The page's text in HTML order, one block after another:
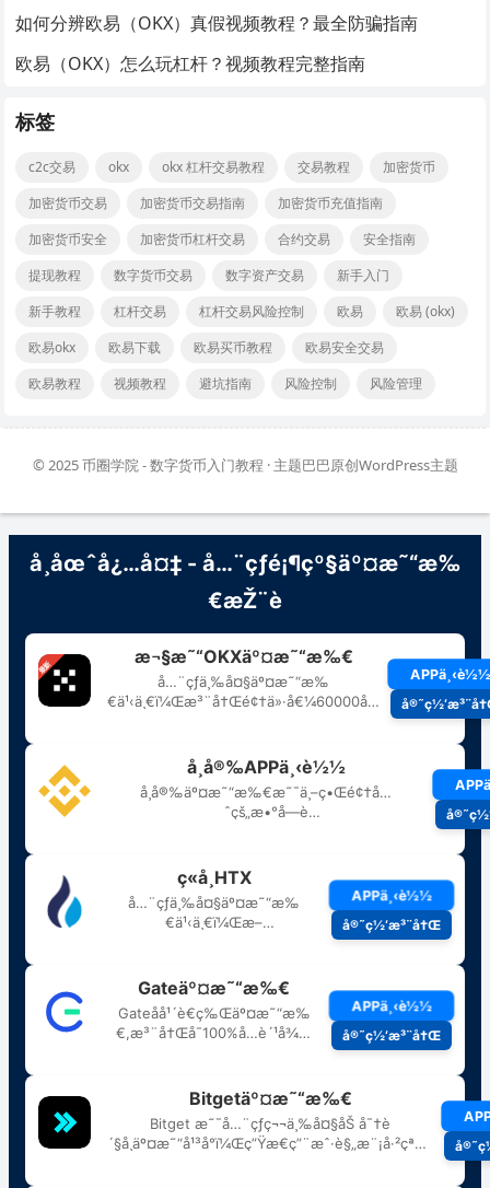
如何分辨欧易（OKX）真假视频教程？最全防骗指南
欧易（OKX）怎么玩杠杆？视频教程完整指南
标签
c2c交易 okx okx 杠杆交易教程 交易教程
加密货币
加密货币交易
加密货币交易指南
加密货币充值指南
加密货币安全
加密货币杠杆交易 合约交易
安全指南
提现教程
数字货币交易 数字资产交易
新手入门
新手教程
杠杆交易 杠杆交易风险控制 欧易
欧易 (okx)
欧易okx
欧易下载 欧易买币教程
欧易安全交易
欧易教程
视频教程 避坑指南 风险控制 风险管理
© 2025币圈学院 - 数字货币入门教程 · 主题巴巴原创WordPress主题